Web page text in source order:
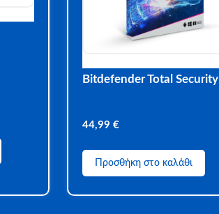
Bitdefender Total Security
44,99 €
Προσθήκη στο καλάθι